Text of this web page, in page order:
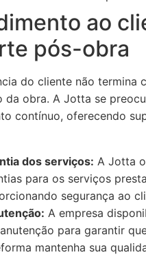
ao
pós-obra
do cliente não termina
da obra. A Jotta se
contínuo, oferecendo
dos serviços: A Jotta
para os serviços
segurança ao
A empresa
para garantir
mantenha sua